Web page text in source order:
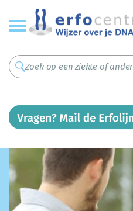
Overslaan
en
naar
inhoud
gaan